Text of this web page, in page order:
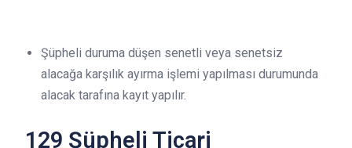
Şüpheli duruma düşen senetli veya senetsiz
alacağa karşılık ayırma işlemi yapılması durumunda
alacak tarafına kayıt yapılır.
129 Şüpheli Ticari